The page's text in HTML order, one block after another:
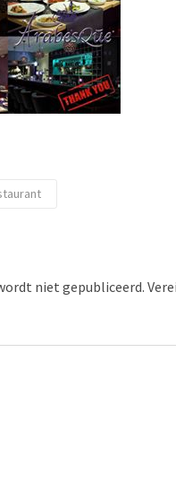
niet gepubliceerd.